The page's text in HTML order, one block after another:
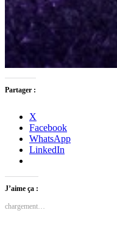
Partager :
X
Facebook
WhatsApp
LinkedIn
J’aime ça :
chargement…